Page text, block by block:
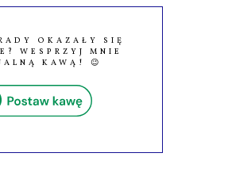
OKAZAŁY SIĘ
WESPRZYJ MNIE
KAWĄ! 😉